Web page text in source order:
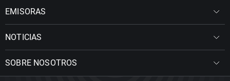
EMISORAS
NOTICIAS
SOBRE NOSOTROS